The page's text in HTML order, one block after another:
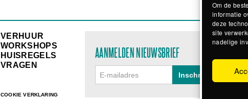
Om de
informatie
deze
site
nadelige
VERHUUR
WORKSHOPS
HUISREGELS
VRAGEN
COOKIE VERKLARING
AANMELDEN NIEUWSBRIEF